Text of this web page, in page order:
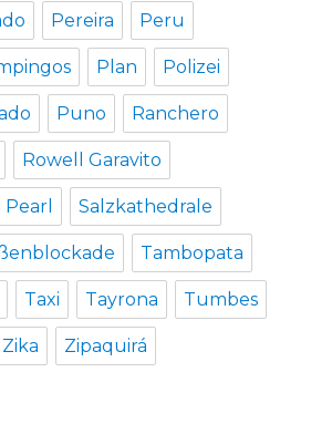
Pereira Peru
Plan Polizei
Puno Ranchero
Rowell Garavito
Salzkathedrale
Tambopata
Taxi Tayrona Tumbes
Zika Zipaquirá